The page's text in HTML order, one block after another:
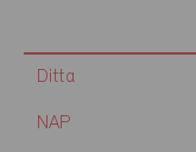
Ditta
NAP